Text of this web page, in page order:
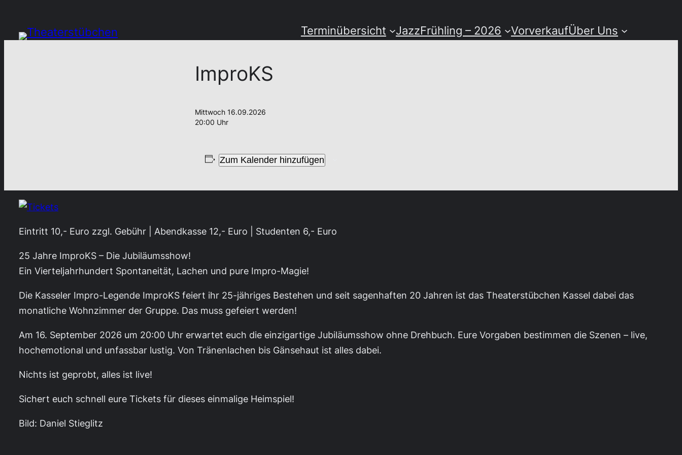
Terminübersicht JazzFrühling – 2026 VorverkaufÜber Uns
ImproKS
Mittwoch 16.09.2026
20:00 Uhr
Zum Kalender hinzufügen
Eintritt 10,- Euro zzgl. Gebühr | Abendkasse 12,- Euro | Studenten 6,- Euro
25 Jahre ImproKS – Die Jubiläumsshow!
Ein Vierteljahrhundert Spontaneität, Lachen und pure Impro-Magie!
Die Kasseler Impro-Legende ImproKS feiert ihr 25-jähriges Bestehen und seit sagenhaften 20 Jahren ist das Theaterstübchen Kassel dabei das
monatliche Wohnzimmer der Gruppe. Das muss gefeiert werden!
Am 16. September 2026 um 20:00 Uhr erwartet euch die einzigartige Jubiläumsshow ohne Drehbuch. Eure Vorgaben bestimmen die Szenen – live,
hochemotional und unfassbar lustig. Von Tränenlachen bis Gänsehaut ist alles dabei.
Nichts ist geprobt, alles ist live!
Sichert euch schnell eure Tickets für dieses einmalige Heimspiel!
Bild: Daniel Stieglitz